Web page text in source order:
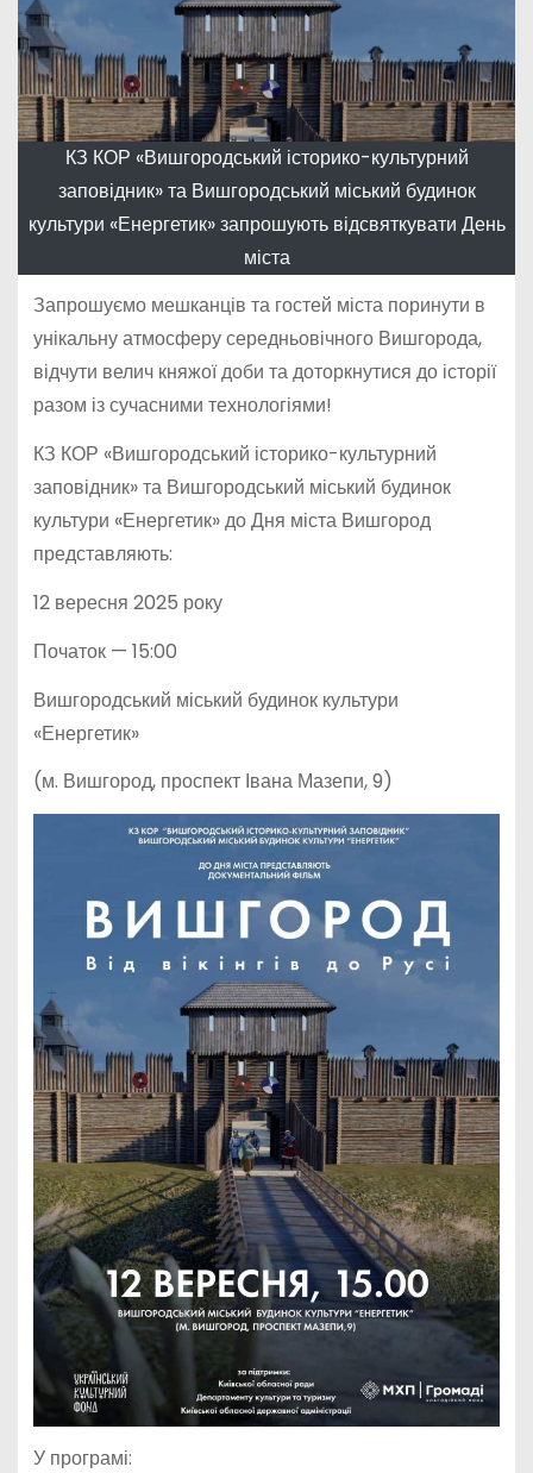
КЗ КОР «Вишгородський історико-культурний
заповідник» та Вишгородський міський будинок
культури «Енергетик» запрошують відсвяткувати День
міста
Запрошуємо мешканців та гостей міста поринути в
унікальну атмосферу середньовічного Вишгорода,
відчути велич княжої доби та доторкнутися до історії
разом із сучасними технологіями!
КЗ КОР «Вишгородський історико-культурний
заповідник» та Вишгородський міський будинок
культури «Енергетик» до Дня міста Вишгород
представляють:
12 вересня 2025 року
Початок — 15:00
Вишгородський міський будинок культури
«Енергетик»
(м. Вишгород, проспект Івана Мазепи, 9)
У програмі: